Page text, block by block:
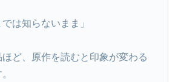
は知らないまま」
ど、原作を読むと印象が変わる